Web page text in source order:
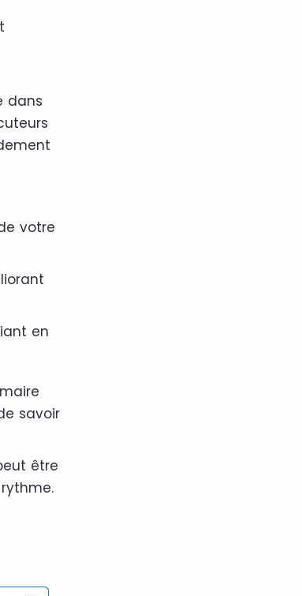
dans
votre
en
savoir
être